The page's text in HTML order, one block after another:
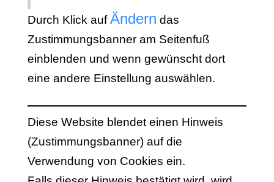
Durch Klick aufÄndern das
Zustimmungsbanner am Seitenfuß
einblenden und wenn gewünscht dort
eine andere Einstellung auswählen.
Diese Website blendet einen Hinweis
(Zustimmungsbanner) auf die
Verwendung von Cookies ein.